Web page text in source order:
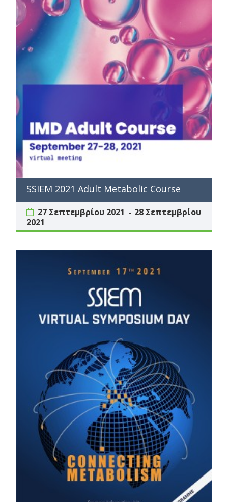
SSIEM 2021 Adult Metabolic Course
27 Σεπτεμβρίου 2021
28 Σεπτεμβρίου
2021